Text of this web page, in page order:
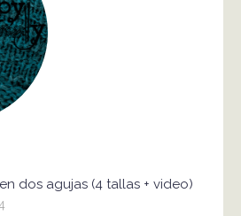
dos agujas (4 tallas + video)